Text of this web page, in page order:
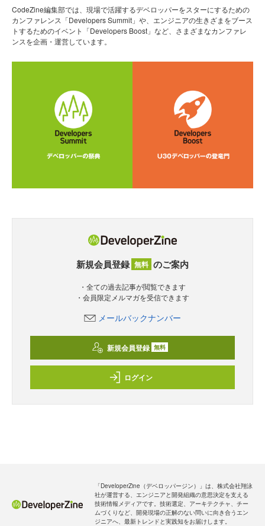
CodeZine編集部では、現場で活躍するデベロッパーをスターにするための
カンファレンス「Developers Summit」や、エンジニアの生きざまをブース
トするためのイベント「Developers Boost」など、さまざまなカンファレ
ンスを企画・運営しています。
新規会員登録 無料 のご案内
・全ての過去記事が閲覧できます
・会員限定メルマガを受信できます
メールバックナンバー
新規会員登録 無料
ログイン
「DeveloperZine（デベロッパージン）」は、株式会社翔泳
社が運営する、エンジニアと開発組織の意思決定を支える
技術情報メディアです。技術選定、アーキテクチャ、チー
ムづくりなど、開発現場の正解のない問いに向き合うエン
ジニアへ、最新トレンドと実践知をお届けします。